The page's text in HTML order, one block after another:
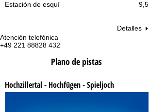
Atención telefónica
+49 221 88828 432
Estación de esquí 9,5
Detalles
Plano de pistas
Hochzillertal - Hochfügen - Spieljoch